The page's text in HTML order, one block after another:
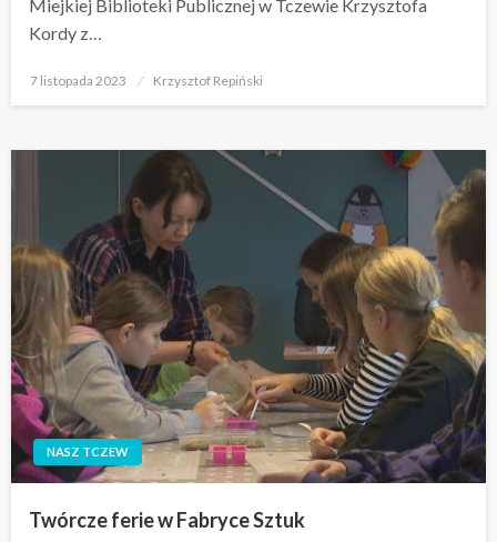
Miejkiej Biblioteki Publicznej w Tczewie Krzysztofa
Kordy z…
Opublikowane
7 listopada 2023 Krzysztof Repiński
NASZ TCZEW
Twórcze ferie w Fabryce Sztuk